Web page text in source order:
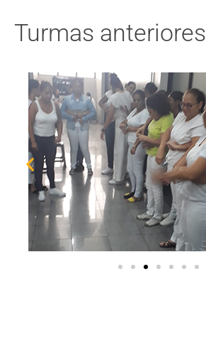
Turmas anteriores